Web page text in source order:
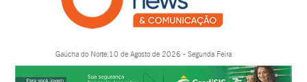
Gaúcha do Norte,10 de Agosto de 2026 - Segunda Feira